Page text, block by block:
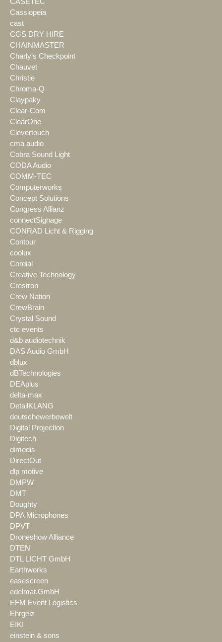
Cassiopeia
cast
CGS DRY HIRE
CHAINMASTER
Charly's Checkpoint
Chauvet
Christie
Chroma-Q
Claypaky
Clear-Com
ClearOne
Clevertouch
cma audio
Cobra Sound Light
CODA Audio
COMM-TEC
Computerworks
Concept Solutions
Congress Allianz
connectSignage
CONRAD Licht & Rigging
Contour
coolux
Cordial
Creative Technology
Crestron
Crew Nation
CrewBrain
Crystal Sound
ctc events
d&b audiotechnik
DAS Audio GmbH
dblux
dBTechnologies
DEAplus
delta-max
DetailKLANG
deutschewerbewelt
Digital Projection
Digitech
dimedis
DirectOut
dlp motive
DMPW
DMT
Doughty
DPA Microphones
DPVT
Droneshow Alliance
DTEN
DTL LICHT GmbH
Earthworks
easescreen
edelmat.GmbH
EFM Event Logistics
Ehrgeiz
EIKI
einstein & sons